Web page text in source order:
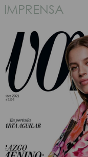
IMPRENSA